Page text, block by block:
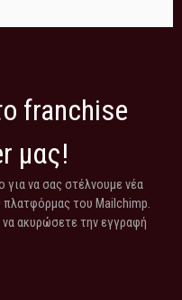
franchise
μας!
να σας στέλνουμε νέα
του Mailchimp.
ακυρώσετε την εγγραφή